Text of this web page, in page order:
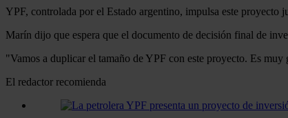
YPF, controlada por el Estado argentino, impulsa este proyecto
Marín dijo que espera que el documento de decisión final de
"Vamos a duplicar el tamaño de YPF con este proyecto. Es
El redactor recomienda